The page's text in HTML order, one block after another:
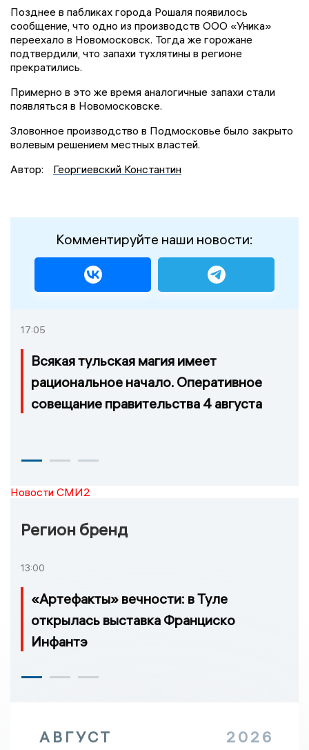
Позднее в пабликах города Рошаля появилось
сообщение, что одно из производств ООО «Уника»
переехало в Новомосковск. Тогда же горожане
подтвердили, что запахи тухлятины в регионе
прекратились.
Примерно в это же время аналогичные запахи стали
появляться в Новомосковске.
Зловонное производство в Подмосковье было закрыто
волевым решением местных властей.
Автор:
Георгиевский Константин
Комментируйте наши новости:
17:05
Всякая тульская магия имеет
рациональное начало. Оперативное
совещание правительства 4 августа
Новости СМИ2
Регион бренд
13:00
«Артефакты» вечности: в Туле
открылась выставка Франциско
Инфантэ
АВГУСТ 2026